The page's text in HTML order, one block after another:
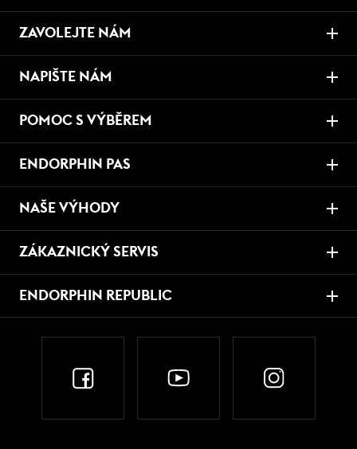
ZAVOLEJTE NÁM
NAPIŠTE NÁM
POMOC S VÝBĚREM
ENDORPHIN PAS
NAŠE VÝHODY
ZÁKAZNICKÝ SERVIS
ENDORPHIN REPUBLIC